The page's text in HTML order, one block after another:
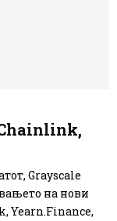
Grayscale
на нови
Yearn.Finance,